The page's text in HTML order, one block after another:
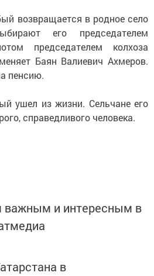
возвращается в родное село
его председателем
председателем колхоза
Баян Валиевич Ахмеров.
пенсию.
ушел из жизни. Сельчане его
справедливого человека.
важным и интересным в
в